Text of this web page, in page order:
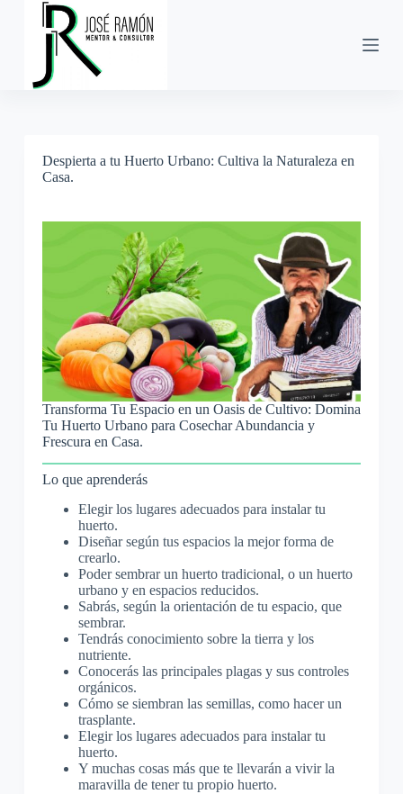
Despierta a tu Huerto Urbano: Cultiva la Naturaleza en
Casa.
Transforma Tu Espacio en un Oasis de Cultivo: Domina
Tu Huerto Urbano para Cosechar Abundancia y
Frescura en Casa.
Lo que aprenderás
Elegir los lugares adecuados para instalar tu
huerto.
Diseñar según tus espacios la mejor forma de
crearlo.
Poder sembrar un huerto tradicional, o un huerto
urbano y en espacios reducidos.
Sabrás, según la orientación de tu espacio, que
sembrar.
Tendrás conocimiento sobre la tierra y los
nutriente.
Conocerás las principales plagas y sus controles
orgánicos.
Cómo se siembran las semillas, como hacer un
trasplante.
Elegir los lugares adecuados para instalar tu
huerto.
Y muchas cosas más que te llevarán a vivir la
maravilla de tener tu propio huerto.